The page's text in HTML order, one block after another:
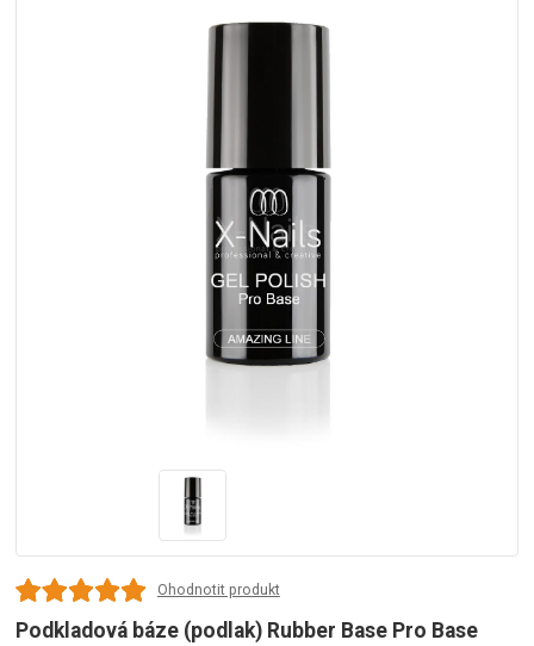
Ohodnotit produkt
Podkladová báze (podlak) Rubber Base Pro Base